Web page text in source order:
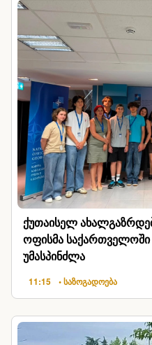
ქუთაისელ
ოფისმა
უმასპინძლა
11:15 • საზოგადოება